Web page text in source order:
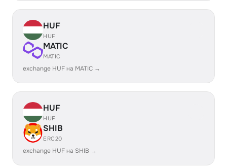
HUF
HUF
MATIC
MATIC
exchange HUF на MATIC →
HUF
HUF
SHIB
ERC20
exchange HUF на SHIB →